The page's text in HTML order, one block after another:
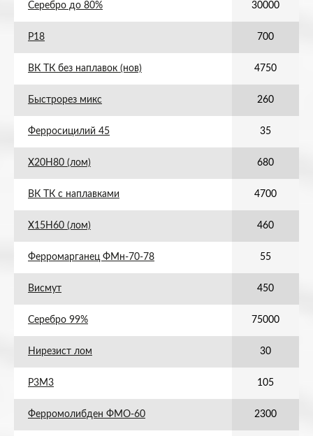
Серебро до 80% 30000
Р18 700
ВК ТК без наплавок (нов) 4750
Быстрорез микс 260
Ферросицилий 45 35
Х20Н80 (лом) 680
ВК ТК с наплавками 4700
Х15Н60 (лом) 460
Ферромарганец ФМн-70-78 55
Висмут 450
Серебро 99% 75000
Нирезист лом 30
Р3М3 105
Ферромолибден ФМО-60 2300